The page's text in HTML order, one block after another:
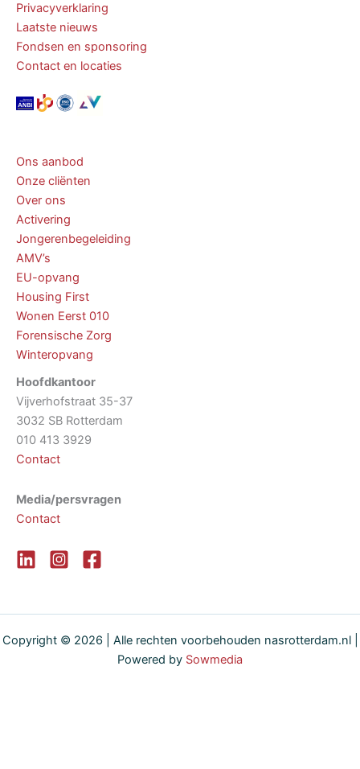
Privacyverklaring
Laatste nieuws
Fondsen en sponsoring
Contact en locaties
Ons aanbod
Onze cliënten
Over ons
Activering
Jongerenbegeleiding
AMV’s
EU-opvang
Housing First
Wonen Eerst 010
Forensische Zorg
Winteropvang
Hoofdkantoor
Vijverhofstraat 35-37
3032 SB Rotterdam
010 413 3929
Contact
Media/persvragen
Contact
Copyright © 2026 | Alle rechten voorbehouden nasrotterdam.nl |
Powered by Sowmedia